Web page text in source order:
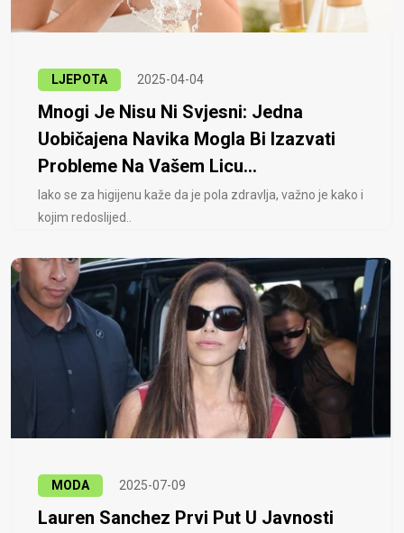
LJEPOTA 2025-04-04
Mnogi Je Nisu Ni Svjesni: Jedna
Uobičajena Navika Mogla Bi Izazvati
Probleme Na Vašem Licu...
Iako se za higijenu kaže da je pola zdravlja, važno je kako i
kojim redoslijed..
MODA 2025-07-09
Lauren Sanchez Prvi Put U Javnosti